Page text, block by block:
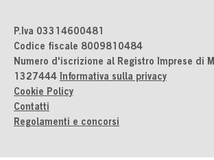
P.Iva 03314600481
Codice fiscale 8009810484
Numero d'iscrizione al Registro Imprese di
1327444 Informativa sulla privacy
Cookie Policy
Contatti
Regolamenti e concorsi